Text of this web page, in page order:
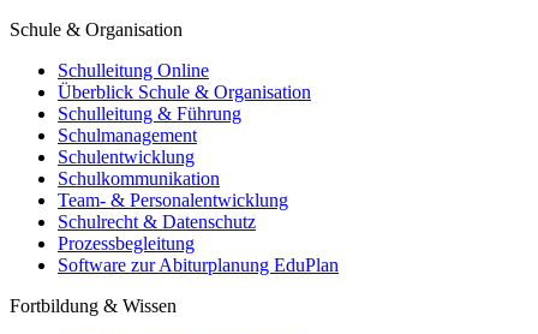
Schule & Organisation
Schulleitung Online
Überblick Schule & Organisation
Schulleitung & Führung
Schulmanagement
Schulentwicklung
Schulkommunikation
Team- & Personalentwicklung
Schulrecht & Datenschutz
Prozessbegleitung
Software zur Abiturplanung EduPlan
Fortbildung & Wissen